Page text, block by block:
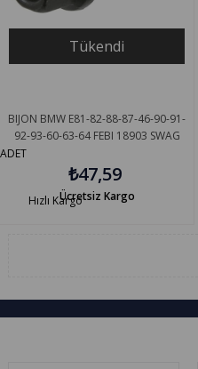
Tükendi
BIJON BMW E81-82-88-87-46-90-91-
92-93-60-63-64 FEBI 18903 SWAG
ADET
₺47,59
Ücretsiz Kargo
Hızlı Kargo